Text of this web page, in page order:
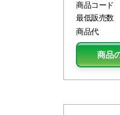
商品コード
最低販売数
商品代
商品